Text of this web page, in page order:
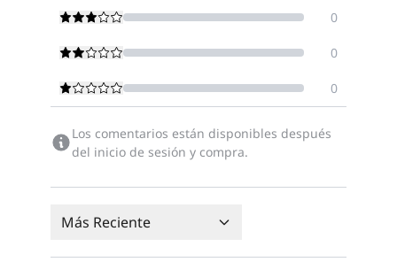
0
0
0
Los comentarios están disponibles después
del inicio de sesión y compra.
Más Reciente